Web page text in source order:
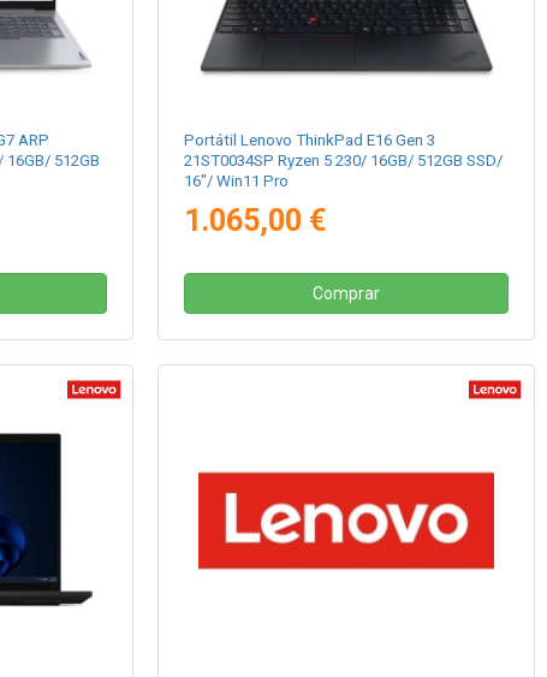
ARP
16GB/ 512GB
Portátil Lenovo ThinkPad E16 Gen 3
21ST0034SP Ryzen 5 230/ 16GB/ 512GB SSD/
16"/ Win11 Pro
1.065,00 €
Comprar